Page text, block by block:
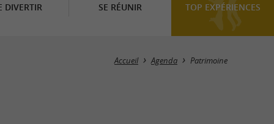
DIVERTIR SE RÉUNIR TOP EXPÉRIENCES
Masquer la carte
Accueil Agenda Patrimoine